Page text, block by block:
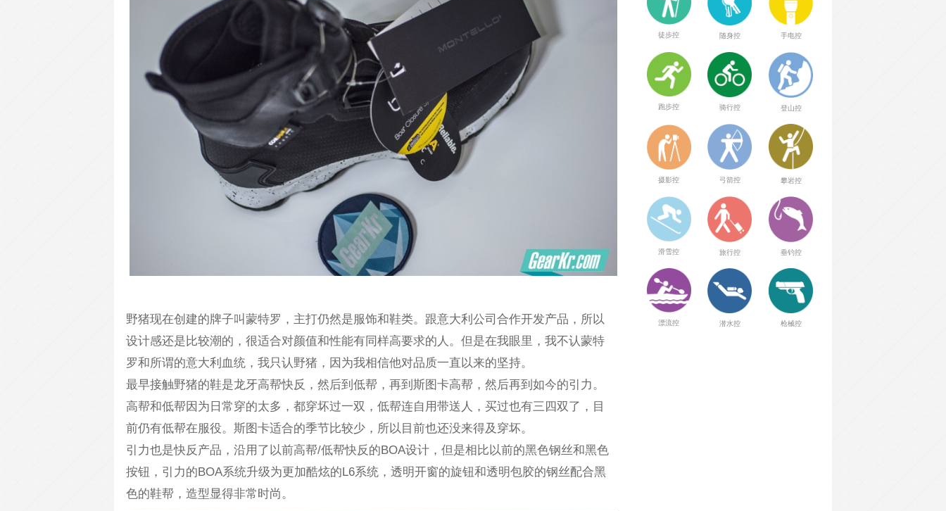
野猪现在创建的牌子叫蒙特罗，主打仍然是服饰和鞋类。跟意大利公司合作开发产品，所以
设计感还是比较潮的，很适合对颜值和性能有同样高要求的人。但是在我眼里，我不认蒙特
罗和所谓的意大利血统，我只认野猪，因为我相信他对品质一直以来的坚持。
最早接触野猪的鞋是龙牙高帮快反，然后到低帮，再到斯图卡高帮，然后再到如今的引力。
高帮和低帮因为日常穿的太多，都穿坏过一双，低帮连自用带送人，买过也有三四双了，目
前仍有低帮在服役。斯图卡适合的季节比较少，所以目前也还没来得及穿坏。
引力也是快反产品，沿用了以前高帮/低帮快反的BOA设计，但是相比以前的黑色钢丝和黑色
按钮，引力的BOA系统升级为更加酷炫的L6系统，透明开窗的旋钮和透明包胶的钢丝配合黑
色的鞋帮，造型显得非常时尚。
徒步控 随身控 手电控
跑步控 骑行控 登山控
摄影控 弓箭控 攀岩控
滑雪控 旅行控 垂钓控
漂流控 潜水控 枪械控